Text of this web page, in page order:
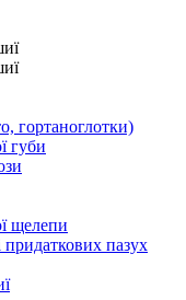
гортаноглотки)
губи
щелепи
пазух